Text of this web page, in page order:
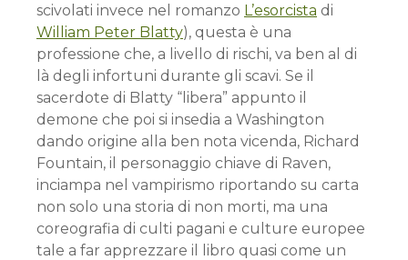
scivolati invece nel romanzo L’esorcista di
William Peter Blatty), questa è una
professione che, a livello di rischi, va ben al di
là degli infortuni durante gli scavi. Se il
sacerdote di Blatty “libera” appunto il
demone che poi si insedia a Washington
dando origine alla ben nota vicenda, Richard
Fountain, il personaggio chiave di Raven,
inciampa nel vampirismo riportando su carta
non solo una storia di non morti, ma una
coreografia di culti pagani e culture europee
tale a far apprezzare il libro quasi come un